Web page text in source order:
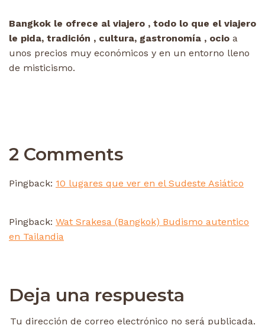
Bangkok le ofrece al viajero , todo lo que el viajero
le pida, tradición , cultura, gastronomía , ocio a
unos precios muy económicos y en un entorno lleno
de misticismo.
2 Comments
Pingback: 10 lugares que ver en el Sudeste Asiático
Pingback: Wat Srakesa (Bangkok) Budismo autentico
en Tailandia
Deja una respuesta
Tu dirección de correo electrónico no será publicada.